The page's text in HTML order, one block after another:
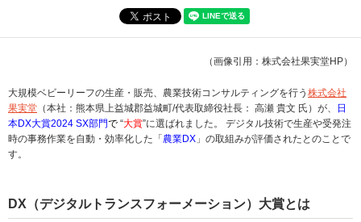
（画像引用：株式会社果実堂HP）
大規模ベビーリーフの生産・販売、農業技術コンサルティングを行う 株式会社
果実堂 （本社：熊本県上益城郡益城町/代表取締役社長： 高瀬 貴文 氏）が、
日
本DX大賞2024 SX部門で “大賞”に選ばれました。 デジタル技術で生産や受発注
時の事務作業を自動・効率化した「農業DX 」の取組みが評価されたとのことで
す。
DX（デジタルトランスフォーメーション）大賞とは